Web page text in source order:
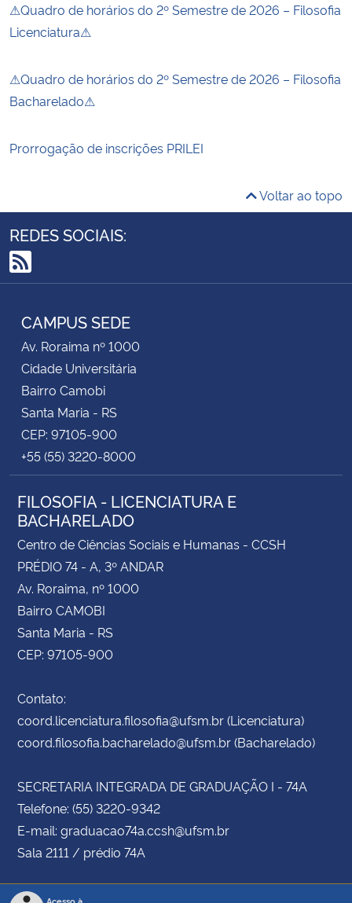
⚠Quadro de horários do 2º Semestre de 2026 – Filosofia
Licenciatura⚠
⚠Quadro de horários do 2º Semestre de 2026 – Filosofia
Bacharelado⚠
Prorrogação de inscrições PRILEI
Voltar ao topo
REDES SOCIAIS:
RSS
CAMPUS SEDE
Av. Roraima nº 1000
Cidade Universitária
Bairro Camobi
Santa Maria - RS
CEP: 97105-900
+55 (55) 3220-8000
FILOSOFIA - LICENCIATURA E
BACHARELADO
Centro de Ciências Sociais e Humanas - CCSH
PRÉDIO 74 - A, 3º ANDAR
Av. Roraima, nº 1000
Bairro CAMOBI
Santa Maria - RS
CEP: 97105-900
Contato:
coord.licenciatura.filosofia@ufsm.br (Licenciatura)
coord.filosofia.bacharelado@ufsm.br (Bacharelado)
SECRETARIA INTEGRADA DE GRADUAÇÃO I - 74A
Telefone: (55) 3220-9342
E-mail: graduacao74a.ccsh@ufsm.br
Sala 2111 / prédio 74A